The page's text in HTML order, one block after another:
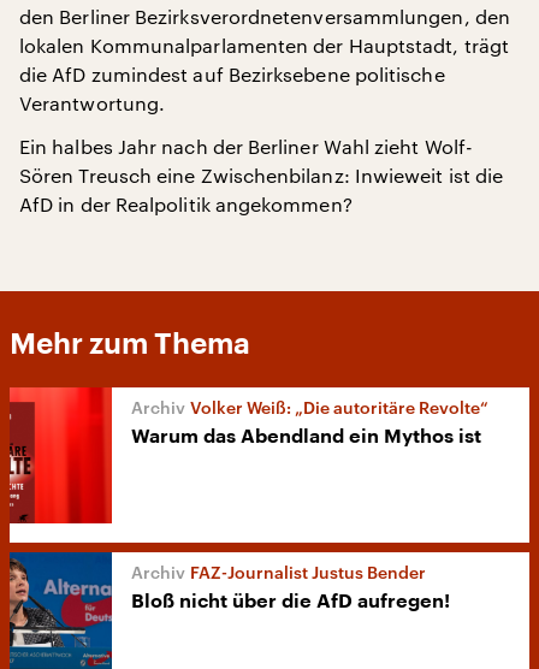
den Berliner Bezirksverordnetenversammlungen, den
lokalen Kommunalparlamenten der Hauptstadt, trägt
die AfD zumindest auf Bezirksebene politische
Verantwortung.
Ein halbes Jahr nach der Berliner Wahl zieht Wolf-
Sören Treusch eine Zwischenbilanz: Inwieweit ist die
AfD in der Realpolitik angekommen?
Mehr zum Thema
Volker Weiß: „Die autoritäre Revolte“
Warum das Abendland ein Mythos ist
FAZ-Journalist Justus Bender
Bloß nicht über die AfD aufregen!